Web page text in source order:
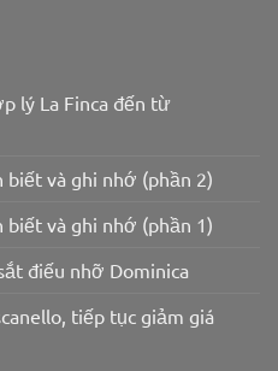
lý La Finca đến từ
biết và ghi nhớ (phần 2)
biết và ghi nhớ (phần 1)
điếu nhỡ Dominica
tiếp tục giảm giá